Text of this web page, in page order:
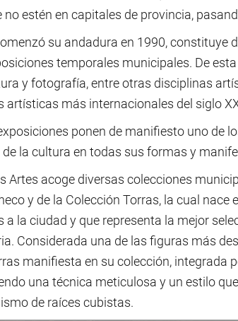
estén en capitales de provincia,
su andadura en 1990, constituye
temporales municipales. De
y fotografía, entre otras disciplinas
artísticas más internacionales del siglo
ponen de manifiesto uno de
la cultura en todas sus formas y
Artes acoge diversas colecciones
y de la Colección Torras, la cual nace
a la ciudad y que representa la mejor
Considerada una de las figuras más
manifiesta en su colección, integrada
una técnica meticulosa y un estilo
de raíces cubistas.